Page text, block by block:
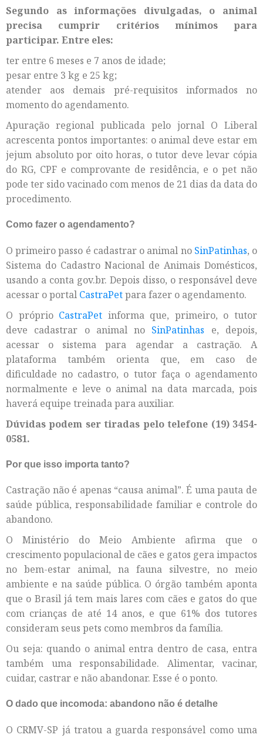
Segundo as informações divulgadas, o animal
precisa cumprir critérios mínimos para
participar. Entre eles:
ter entre 6 meses e 7 anos de idade;
pesar entre 3 kg e 25 kg;
atender aos demais pré-requisitos informados no
momento do agendamento.
Apuração regional publicada pelo jornal O Liberal
acrescenta pontos importantes: o animal deve estar em
jejum absoluto por oito horas, o tutor deve levar cópia
do RG, CPF e comprovante de residência, e o pet não
pode ter sido vacinado com menos de 21 dias da data do
procedimento.
Como fazer o agendamento?
O primeiro passo é cadastrar o animal no SinPatinhas, o
Sistema do Cadastro Nacional de Animais Domésticos,
usando a conta gov.br. Depois disso, o responsável deve
acessar o portal CastraPetpara fazer o agendamento.
O próprio CastraPet informa que, primeiro, o tutor
deve cadastrar o animal no SinPatinhas e, depois,
acessar o sistema para agendar a castração. A
plataforma também orienta que, em caso de
dificuldade no cadastro, o tutor faça o agendamento
normalmente e leve o animal na data marcada, pois
haverá equipe treinada para auxiliar.
Dúvidas podem ser tiradas pelo telefone (19) 3454-
0581.
Por que isso importa tanto?
Castração não é apenas “causa animal”. É uma pauta de
saúde pública, responsabilidade familiar e controle do
abandono.
O Ministério do Meio Ambiente afirma que o
crescimento populacional de cães e gatos gera impactos
no bem-estar animal, na fauna silvestre, no meio
ambiente e na saúde pública. O órgão também aponta
que o Brasil já tem mais lares com cães e gatos do que
com crianças de até 14 anos, e que 61% dos tutores
consideram seus pets como membros da família.
Ou seja: quando o animal entra dentro de casa, entra
também uma responsabilidade. Alimentar, vacinar,
cuidar, castrar e não abandonar. Esse é o ponto.
O dado que incomoda: abandono não é detalhe
O CRMV-SP já tratou a guarda responsável como uma